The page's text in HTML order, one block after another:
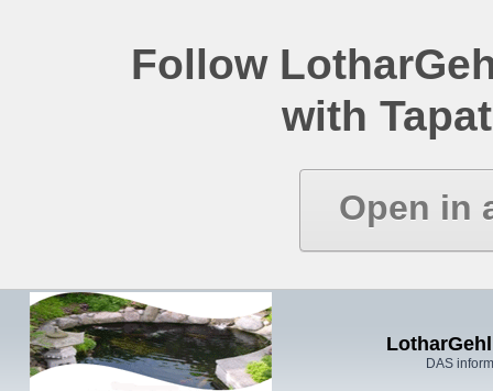
Follow
with
Open in
DAS